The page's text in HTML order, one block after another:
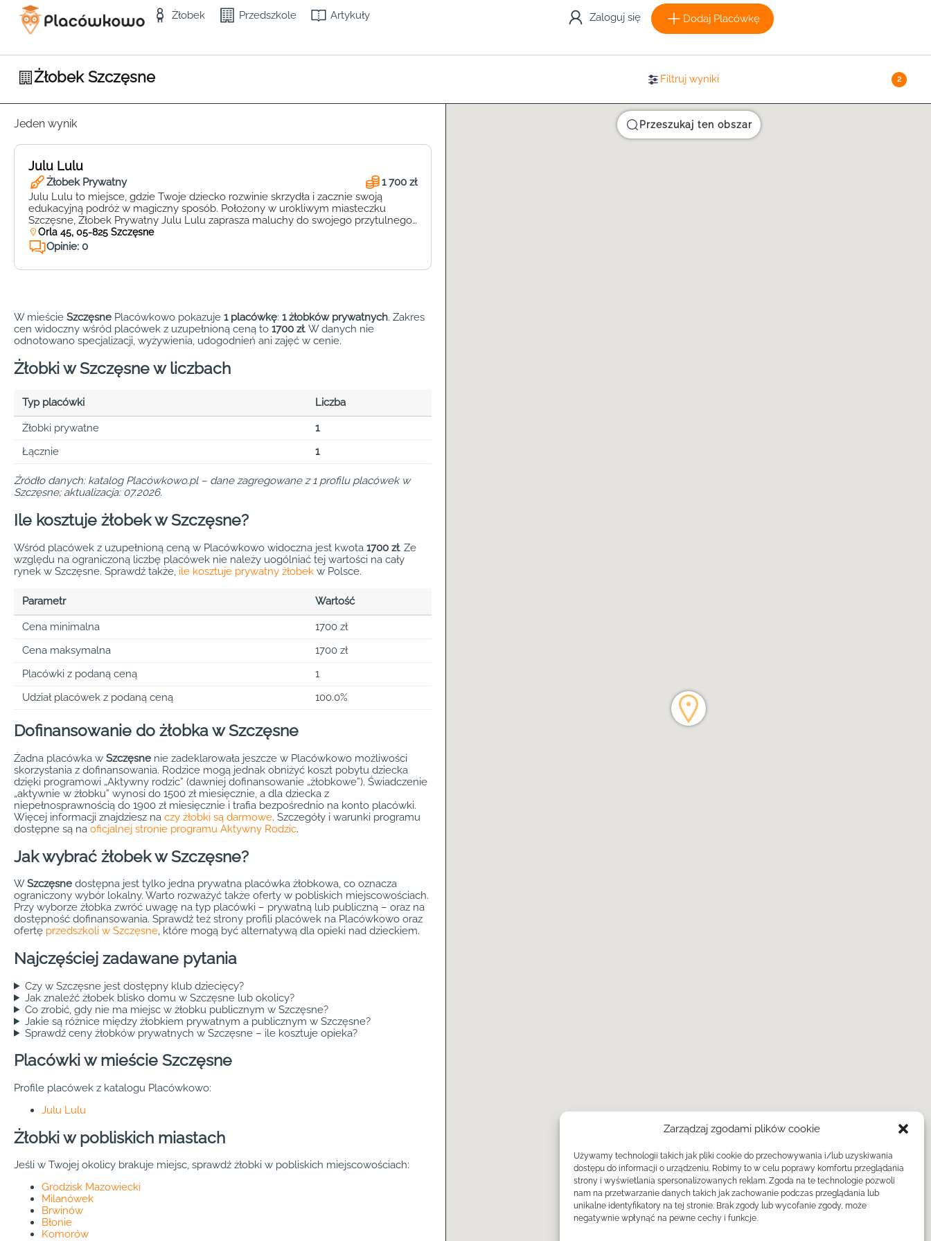
Zarządzaj zgodami plików cookie
Używamy technologii takich jak pliki cookie do przechowywania i/lub uzyskiwania
dostępu do informacji o urządzeniu. Robimy to w celu poprawy komfortu przeglądania
strony i wyświetlania spersonalizowanych reklam. Zgoda na te technologie pozwoli
nam na przetwarzanie danych takich jak zachowanie podczas przeglądania lub
unikalne identyfikatory na tej stronie. Brak zgody lub wycofanie zgody, może
negatywnie wpłynąć na pewne cechy i funkcje.
Żłobek Przedszkole Artykuły Zaloguj się Dodaj Placówkę
Żłobek Szczęsne Filtruj wyniki 2
Jeden wynik
Julu Lulu
Żłobek Prywatny
1 700 zł
Julu Lulu to miejsce, gdzie Twoje dziecko rozwinie skrzydła i zacznie swoją
edukacyjną podróż w magiczny sposób. Położony w urokliwym miasteczku
Szczęsne, Żłobek Prywatny Julu Lulu zaprasza maluchy do swojego przytulnego
wnętrza przy ulicy Orla 45. Placówka kładzie ogromny nacisk na wszechstronny
rozwój najmłodszych. Dzięki wykwalifikowanej kadrze pedagogicznej, składającej
się z doświadczonych nauczycieli, Twoje dziecko […]
Orla 45, 05-825 Szczęsne
Opinie: 0
W mieście Szczęsne Placówkowo pokazuje 1 placówkę: 1 żłobków prywatnych. Zakres
cen widoczny wśród placówek z uzupełnioną ceną to 1700 zł. W danych nie
odnotowano specjalizacji, wyżywienia, udogodnień ani zajęć w cenie.
Żłobki w Szczęsne w liczbach
Typ placówki Liczba
Żłobki prywatne
1
Łącznie
1
Źródło danych: katalog Placówkowo.pl – dane zagregowane z 1 profilu placówek w
Szczęsne; aktualizacja: 07.2026.
Ile kosztuje żłobek w Szczęsne?
Wśród placówek z uzupełnioną ceną w Placówkowo widoczna jest kwota 1700 zł. Ze
względu na ograniczoną liczbę placówek nie należy uogólniać tej wartości na cały
rynek w Szczęsne. Sprawdź także, ile kosztuje prywatny żłobek w Polsce.
Parametr Wartość
Cena minimalna
1700 zł
Cena maksymalna
1700 zł
Placówki z podaną ceną
1
Udział placówek z podaną ceną
100.0%
Dofinansowanie do żłobka w Szczęsne
Żadna placówka w Szczęsne nie zadeklarowała jeszcze w Placówkowo możliwości
skorzystania z dofinansowania. Rodzice mogą jednak obniżyć koszt pobytu dziecka
dzięki programowi „Aktywny rodzic” (dawniej dofinansowanie „żłobkowe”). Świadczenie
„aktywnie w żłobku” wynosi do 1500 zł miesięcznie, a dla dziecka z
niepełnosprawnością do 1900 zł miesięcznie i trafia bezpośrednio na konto placówki.
Więcej informacji znajdziesz na czy żłobki są darmowe. Szczegóły i warunki programu
dostępne są na oficjalnej stronie programu Aktywny Rodzic.
Jak wybrać żłobek w Szczęsne?
WSzczęsne dostępna jest tylko jedna prywatna placówka żłobkowa, co oznacza
ograniczony wybór lokalny. Warto rozważyć także oferty w pobliskich miejscowościach.
Przy wyborze żłobka zwróć uwagę na typ placówki – prywatną lub publiczną – oraz na
dostępność dofinansowania. Sprawdź też strony profili placówek na Placówkowo oraz
ofertę przedszkoli w Szczęsne, które mogą być alternatywą dla opieki nad dzieckiem.
Najczęściej zadawane pytania
Czy w Szczęsne jest dostępny klub dziecięcy?
Jak znaleźć żłobek blisko domu w Szczęsne lub okolicy?
Co zrobić, gdy nie ma miejsc w żłobku publicznym w Szczęsne?
Jakie są różnice między żłobkiem prywatnym a publicznym w Szczęsne?
Sprawdź ceny żłobków prywatnych w Szczęsne – ile kosztuje opieka?
Placówki w mieście Szczęsne
Profile placówek z katalogu Placówkowo:
Julu Lulu
Żłobki w pobliskich miastach
Jeśli w Twojej okolicy brakuje miejsc, sprawdź żłobki w pobliskich miejscowościach:
Grodzisk Mazowiecki
Milanówek
Brwinów
Błonie
Komorów
Przeszukaj ten obszar